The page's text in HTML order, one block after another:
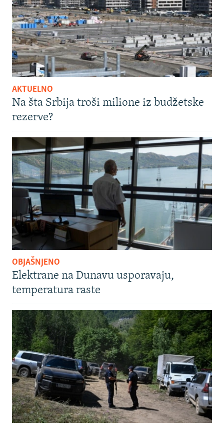
AKTUELNO
Na šta Srbija troši milione iz budžetske
rezerve?
OBJAŠNJENO
Elektrane na Dunavu usporavaju,
temperatura raste